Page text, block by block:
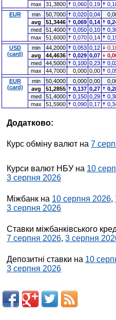
max
31,3800 0,060 0,19
EUR
min 50,7000 0,020 0,04
avg
51,3446 0,069 0,14
med
51,4000 0,050 0,10
max
51,6000 0,070 0,14
USD
(card)
min 44,2000 0,053 0,12
avg
44,4636 0,029 0,07
med
44,5000 0,100 0,23
max
44,7000 0,000 0,00
EUR
(card)
min 50,4000 0,000 0,00
avg
51,2855 0,137 0,27
med
51,4000 0,150 0,29
max
51,5900 0,090 0,17
Додатково:
Курс обміну валют на 7
Курси валют НБУ на 10
3 серпня 2026
Міжбанк на 10 серпня 2026,
3 серпня 2026
Ставки міжбанківського
7 серпня 2026, 3 серпня
Депозитні ставки на 10
3 серпня 2026